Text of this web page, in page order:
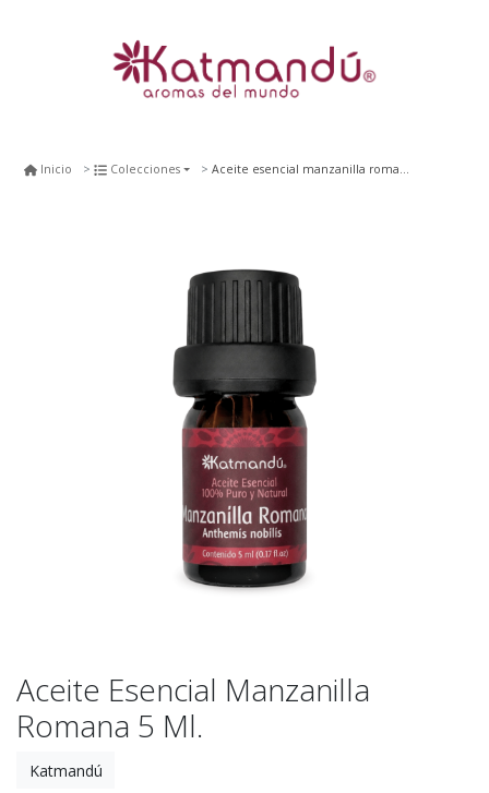
Inicio Colecciones Aceite esencial manzanilla romana 5 ml.
Aceite Esencial Manzanilla
Romana 5 Ml.
Katmandú